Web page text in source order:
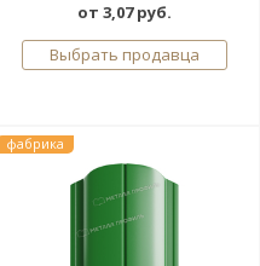
от 3,07 руб.
Выбрать продавца
фабрика